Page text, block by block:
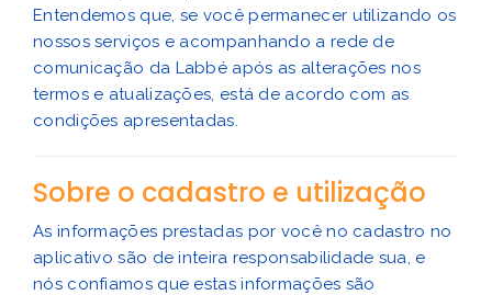
Entendemos que, se você permanecer utilizando os
nossos serviços e acompanhando a rede de
comunicação da Labbé após as alterações nos
termos e atualizações, está de acordo com as
condições apresentadas.
Sobre o cadastro e utilização
As informações prestadas por você no cadastro no
aplicativo são de inteira responsabilidade sua, e
nós confiamos que estas informações são